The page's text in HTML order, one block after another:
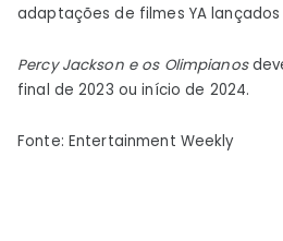
adaptações de filmes YA
Percy Jackson e os Olimpianos
final de 2023 ou início de 2024.
Fonte: Entertainment Weekly